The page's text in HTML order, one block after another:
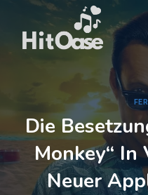
springen
Die
Monkey“ In
Neuer